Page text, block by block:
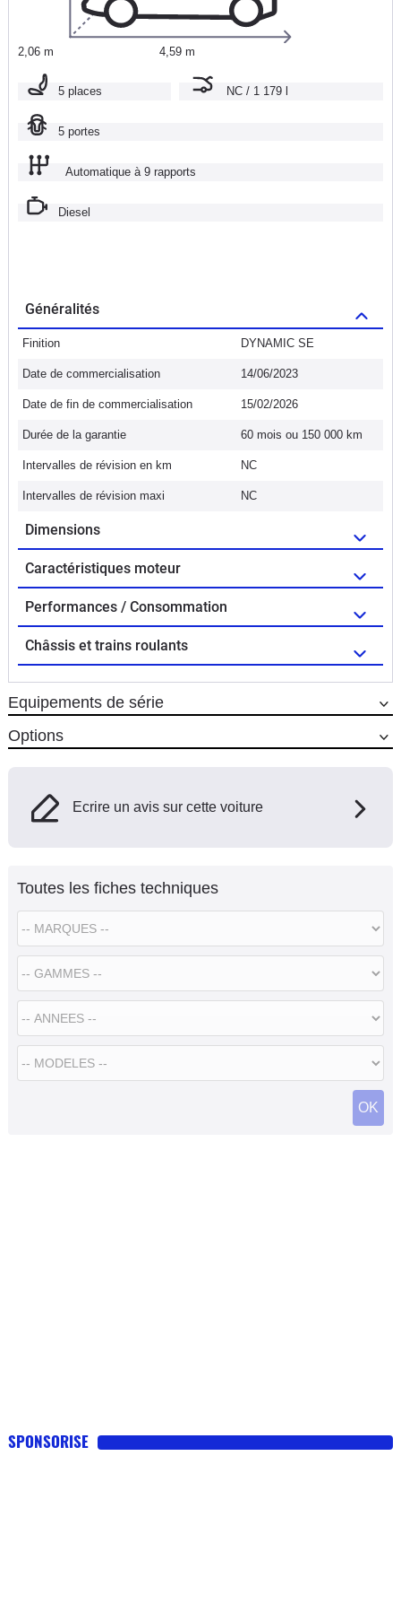
2,06 m 4,59 m
5 places NC / 1 179 l
5 portes
Automatique à 9 rapports
Diesel
Généralités
Finition DYNAMIC SE
Date de commercialisation 14/06/2023
Date de fin de commercialisation 15/02/2026
Durée de la garantie 60 mois ou 150 000 km
Intervalles de révision en km NC
Intervalles de révision maxi NC
Dimensions
Caractéristiques moteur
Performances / Consommation
Châssis et trains roulants
Equipements de série
Options
Ecrire un avis sur cette voiture
Toutes les fiches techniques
SPONSORISE